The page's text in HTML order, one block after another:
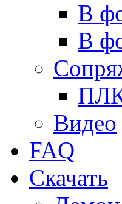
В
В
Видео
FAQ
Скачать